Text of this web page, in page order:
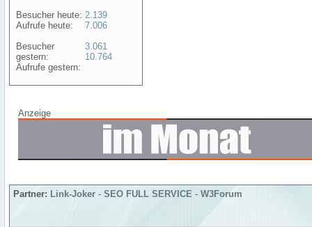
Besucher heute:
Aufrufe heute:
Besucher
gestern:
Aufrufe gestern:
2.139
7.006
3.061
10.764
Anzeige
Partner: Link-Joker - SEO FULL SERVICE - W3Forum